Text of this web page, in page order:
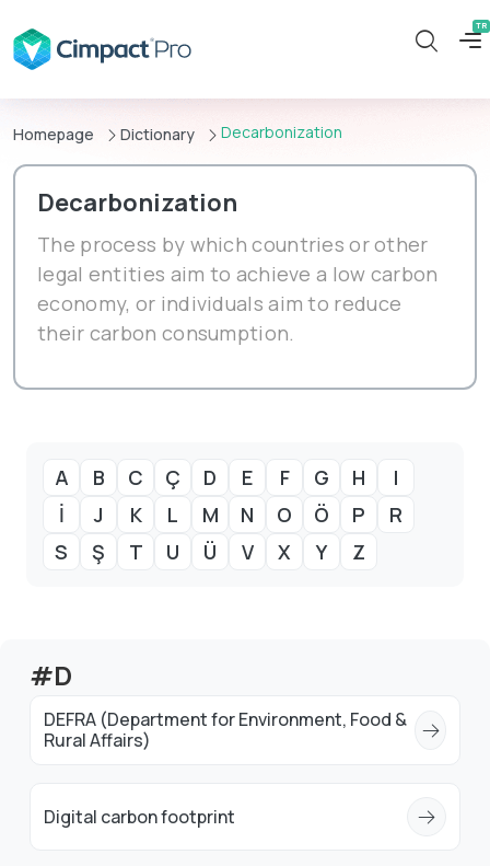
Homepage Dictionary Decarbonization
Decarbonization
The process by which countries or other
legal entities aim to achieve a low carbon
economy, or individuals aim to reduce
their carbon consumption.
A B C Ç D E F G H
I
İ
J K L M N O Ö P
R
S
Ş T U Ü V X Y Z
#D
DEFRA (Department for Environment, Food &
Rural Affairs)
Digital carbon footprint